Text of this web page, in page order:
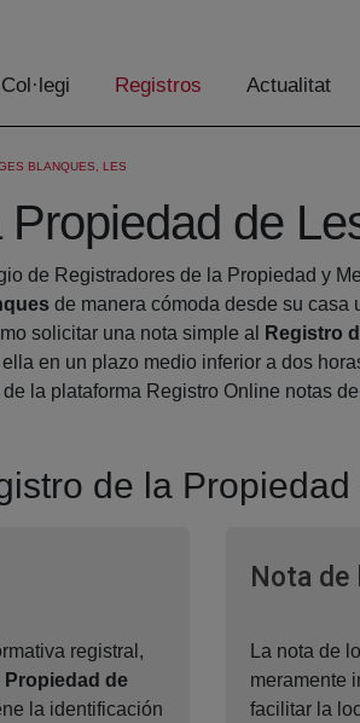
Registros Actualitat
BLANQUES, LES
Propiedad de
de Registradores de la Propiedad y
de manera cómoda desde su casa
solicitar una nota simple al
Registro
en un plazo medio inferior a dos
la plataforma Registro Online notas
de la
registral,
Propiedad de
la identificación
Nota de
La nota de
meramente
facilitar la